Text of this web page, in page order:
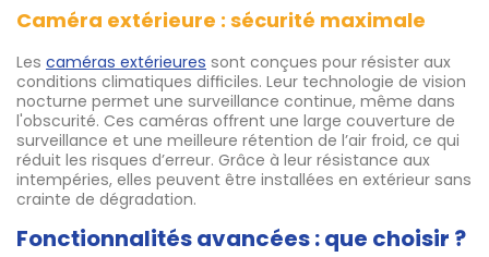
Caméra extérieure : sécurité maximale
Les caméras extérieures sont conçues pour résister aux
conditions climatiques difficiles. Leur technologie de vision
nocturne permet une surveillance continue, même dans
l'obscurité. Ces caméras offrent une large couverture de
surveillance et une meilleure rétention de l’air froid, ce qui
réduit les risques d’erreur. Grâce à leur résistance aux
intempéries, elles peuvent être installées en extérieur sans
crainte de dégradation.
Fonctionnalités avancées : que choisir ?